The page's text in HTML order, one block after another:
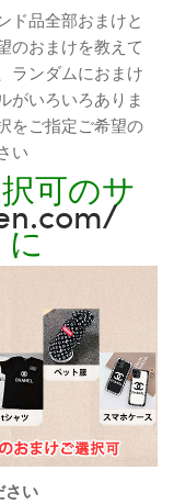
ド品全部おまけと
のおまけを教えて
ランダムにおまけ
がいろいろありま
をご指定ご希望の
い
可のサ
に
さい